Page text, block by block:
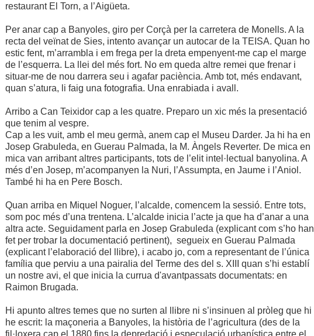
restaurant El Torn, a l’Aigüeta.
Per anar cap a Banyoles, giro per Corçà per la carretera de Monells. A la
recta del veïnat de Sies, intento avançar un autocar de la TEISA. Quan ho
estic fent, m’arrambla i em frega per la dreta empenyent-me cap el marge
de l’esquerra. La llei del més fort. No em queda altre remei que frenar i
situar-me de nou darrera seu i agafar paciència. Amb tot, més endavant,
quan s’atura, li faig una fotografia. Una enrabiada i avall.
Arribo a Can Teixidor cap a les quatre. Preparo un xic més la presentació
que tenim al vespre.
Cap a les vuit, amb el meu germà, anem cap el Museu Darder. Ja hi ha en
Josep Grabuleda, en Guerau Palmada, la M. Àngels Reverter. De mica en
mica van arribant altres participants, tots de l’elit intel·lectual banyolina. A
més d’en Josep, m’acompanyen la Nuri, l’Assumpta, en Jaume i l’Aniol.
També hi ha en Pere Bosch.
Quan arriba en Miquel Noguer, l’alcalde, comencem la sessió. Entre tots,
som poc més d’una trentena. L’alcalde inicia l’acte ja que ha d’anar a una
altra acte. Seguidament parla en Josep Grabuleda (explicant com s’ho han
fet per trobar la documentació pertinent), segueix en Guerau Palmada
(explicant l’elaboració del llibre), i acabo jo, com a representant de l’única
família que perviu a una pairalia del Terme des del s. XIII quan s’hi establí
un nostre avi, el que inicia la currua d'avantpassats documentats: en
Raimon Brugada.
Hi apunto altres temes que no surten al llibre ni s’insinuen al pròleg que hi
he escrit: la maçoneria a Banyoles, la història de l’agricultura (des de la
fil·loxera cap el 1880 fins la depredació i especulació urbanística entre el